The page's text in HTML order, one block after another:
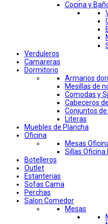
Cocina y
Verduleros
Camareras
Dormitorio
Armarios
Mesillas de
Comodas y
Cabeceros
Conjuntos
Literas
Muebles de Plancha
Oficina
Mesas
Sillas Oficina
Botelleros
Outlet
Estanterias
Sofas Cama
Perchas
Salon Comedor
Mesas